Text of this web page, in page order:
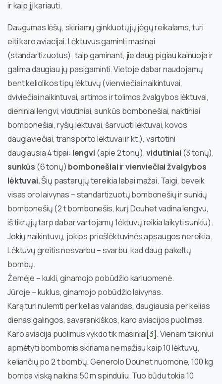
ir kaip jį kariauti.
Daugumas lėšų, skiriamų ginkluotųjų jėgų reikalams, turi
eiti karo aviacijai. Lėktuvus gaminti masinai
(standartizuotus); taip gaminant, jie daug pigiau kainuoja ir
galima daugiau jų pasigaminti. Vietoje dabar naudojamų
bent keliolikos tipų lėktuvų (vienviečiai naikintuvai,
dviviečiai naikintuvai, artimos ir tolimos žvalgybos lėktuvai,
dieniniai lengvi, vidutiniai, sunkūs bombonešiai, naktiniai
bombonešiai, ryšių lėktuvai, šarvuoti lėktuvai, kovos
daugiaviečiai, transporto lėktuvai ir kt.), vartotini
daugiausia 4 tipai: lengvi (apie 2 tonų),vidutiniai (3 tonų),
sunkūs (6 tonų) bombonešiaiirvienviečiai žvalgybos
lėktuvai.Šių pastarųjų tereikia labai mažai. Taigi, beveik
visas oro laivynas – standartizuotų bombonešių ir sunkių
bombonešių (2 t bombonešis, kurį Douhet vadina lengvu,
iš tikrųjų tarp dabar vartojamų 1ėktuvų reikia laikyti sunkiu).
Jokių naikintuvų, jokios priešlėktuvinės apsaugos nereikia.
Lėktuvų greitis nesvarbu – svarbu, kad daug pakeltų
bombų.
Žemėje – kukli, ginamojo pobūdžio kariuomenė.
Jūroje – kuklus, ginamojo pobūdžio laivynas.
Karą turi nulemti per kelias valandas, daugiausia per kelias
dienas galingos, savarankiškos, karo aviacijos puolimas.
Karo aviacija puolimus vykdo tik masiniai[3]. Vienam taikiniui
apmėtyti bombomis skiriama ne mažiau kaip 10 lėktuvų,
keliančių po 2 t bombų. Generolo Douhet nuomone, 100 kg
bomba viską naikina 50 m spinduliu. Tuo būdu tokia 10